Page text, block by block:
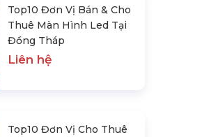
Top10 Đơn Vị Bán & Cho
Thuê Màn Hình Led Tại
Đồng Tháp
Liên hệ
Top10 Đơn Vị Cho Thuê